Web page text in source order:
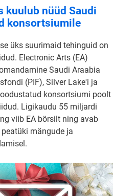
kuulub nüüd Saudi
konsortsiumile
üks suurimaid tehinguid on
Electronic Arts (EA)
Saudi Araabia
(PIF), Silver Lake'i ja
konsortsiumi poolt
Ligikaudu 55 miljardi
viib EA börsilt ning avab
mängude ja